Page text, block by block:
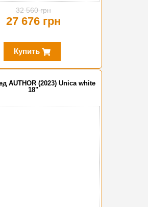
32 560 грн
27 676 грн
Купить
AUTHOR (2023) Unica white
18"